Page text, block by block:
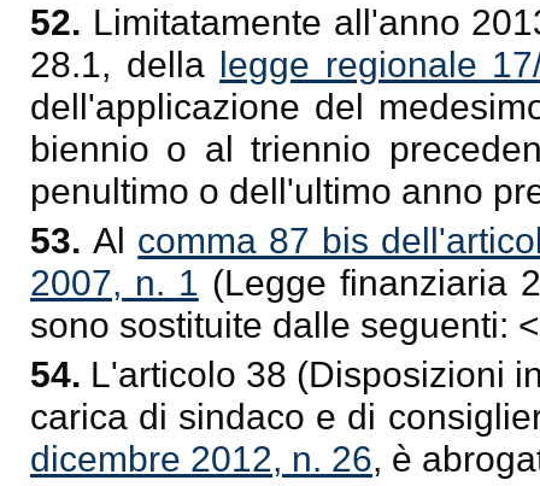
52. Limitatamente all'anno
28.1, della legge regionale
dell'applicazione del
biennio o al triennio
penultimo o dell'ultimo anno
53.Al comma 87 bis
2007, n. 1 (Legge finanziaria
sono sostituite dalle seguenti:
54. L'articolo 38 (Disposizioni
carica di sindaco e di
dicembre 2012, n. 26, è